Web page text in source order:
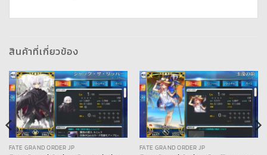
สินค้าที่เกี่ยวข้อง
FATE GRAND ORDER JP FATE GRAND ORDER JP